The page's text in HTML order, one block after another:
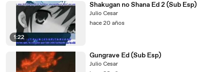
1:22
Shakugan no Shana Ed 2 (Sub Esp)
Julio Cesar
hace 20 años
Gungrave Ed (Sub Esp)
Julio Cesar